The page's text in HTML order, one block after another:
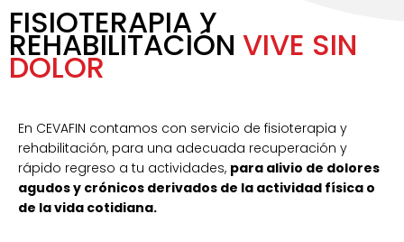
FISIOTERAPIA Y
REHABILITACIÓN VIVE SIN
DOLOR
En CEVAFIN contamos con servicio de fisioterapia y
rehabilitación, para una adecuada recuperación y
rápido regreso a tu actividades, para alivio de dolores
agudos y crónicos derivados de la actividad física o
de la vida cotidiana.